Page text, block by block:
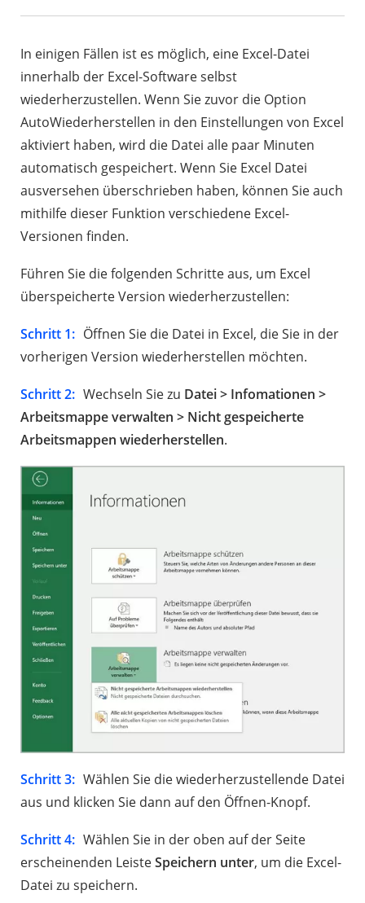
In einigen Fällen ist es möglich, eine Excel-Datei
innerhalb der Excel-Software selbst
wiederherzustellen. Wenn Sie zuvor die Option
AutoWiederherstellen in den Einstellungen von Excel
aktiviert haben, wird die Datei alle paar Minuten
automatisch gespeichert. Wenn Sie Excel Datei
ausversehen überschrieben haben, können Sie auch
mithilfe dieser Funktion verschiedene Excel-
Versionen finden.
Führen Sie die folgenden Schritte aus, um Excel
überspeicherte Version wiederherzustellen:
Schritt 1: Öffnen Sie die Datei in Excel, die Sie in der
vorherigen Version wiederherstellen möchten.
Schritt 2: Wechseln Sie zu Datei > Infomationen >
Arbeitsmappe verwalten > Nicht gespeicherte
Arbeitsmappen wiederherstellen.
Schritt 3: Wählen Sie die wiederherzustellende Datei
aus und klicken Sie dann auf den Öffnen-Knopf.
Schritt 4: Wählen Sie in der oben auf der Seite
erscheinenden LeisteSpeichern unter, um die Excel-
Datei zu speichern.